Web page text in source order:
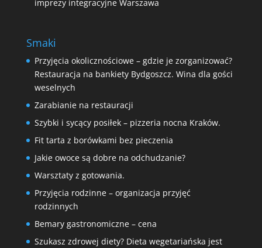
imprezy integracyjne Warszawa
Smaki
Przyjęcia okolicznościowe – gdzie je zorganizować?
Restauracja na bankiety Bydgoszcz. Wina dla gości
weselnych
Zarabianie na restauracji
Szybki i sycący posiłek – pizzeria nocna Kraków.
Fit tarta z borówkami bez pieczenia
Jakie owoce są dobre na odchudzanie?
Warsztaty z gotowania.
Przyjęcia rodzinne – organizacja przyjęć
rodzinnych
Bemary gastronomiczne – cena
Szukasz zdrowej diety? Dieta wegetariańska jest